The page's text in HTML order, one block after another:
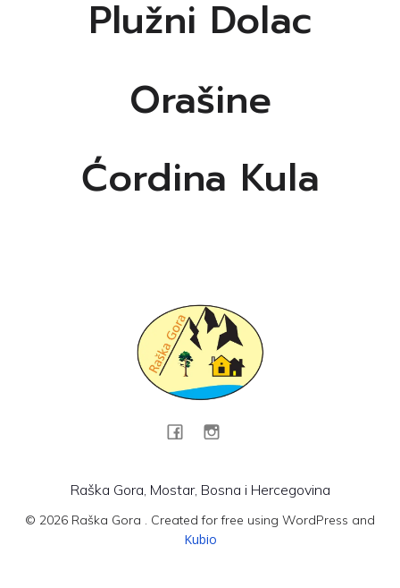
Plužni Dolac
Orašine
Ćordina Kula
Raška Gora, Mostar, Bosna i Hercegovina
© 2026 Raška Gora . Created for free using WordPress and
Kubio